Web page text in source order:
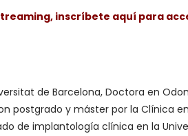
inscríbete aquí para
de Barcelona, Doctora en
postgrado y máster por la Clínica
de implantología clínica en la